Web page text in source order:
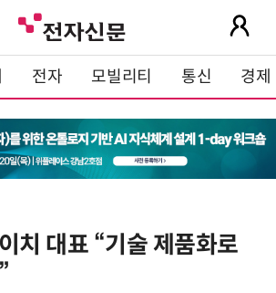
전자 모빌리티 통신 경제
치 대표 “기술 제품화로